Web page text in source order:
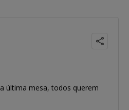
última mesa, todos querem